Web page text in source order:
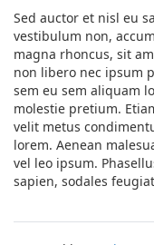
Sed auctor et nisl eu
vestibulum non,
magna rhoncus, sit
non libero nec ipsum
sem eu sem aliquam
molestie pretium.
velit metus
lorem. Aenean
vel leo ipsum.
sapien, sodales